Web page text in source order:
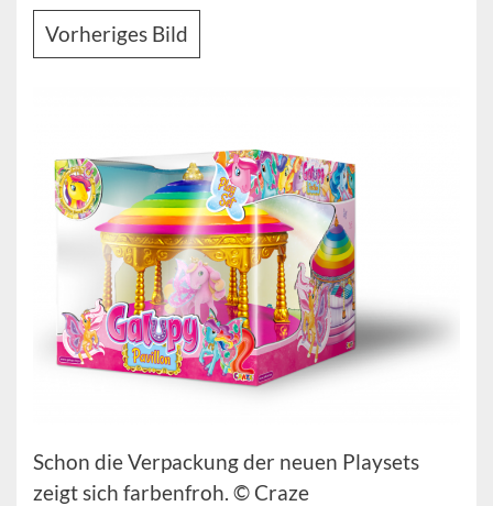
Vorheriges Bild
Schon die Verpackung der neuen Playsets
zeigt sich farbenfroh. © Craze